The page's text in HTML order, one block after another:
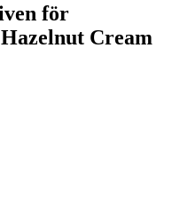
för
Cream